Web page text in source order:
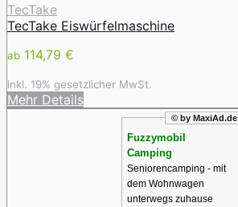
TecTake
TecTake Eiswürfelmaschine
ab 114,79 €
inkl. 19% gesetzlicher MwSt.
Mehr Details
© by MaxiAd.de
Fuzzymobil
Camping
Seniorencamping - mit
dem Wohnwagen
unterwegs zuhause